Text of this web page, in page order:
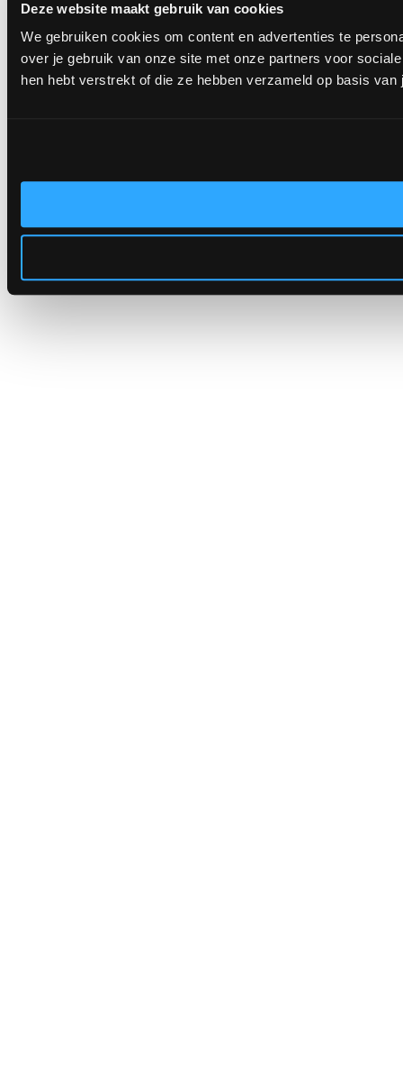
Deze website maakt gebruik van cookies
We gebruiken cookies om content en advertenties te
over je gebruik van onze site met onze partners voor
hen hebt verstrekt of die ze hebben verzameld op basis van